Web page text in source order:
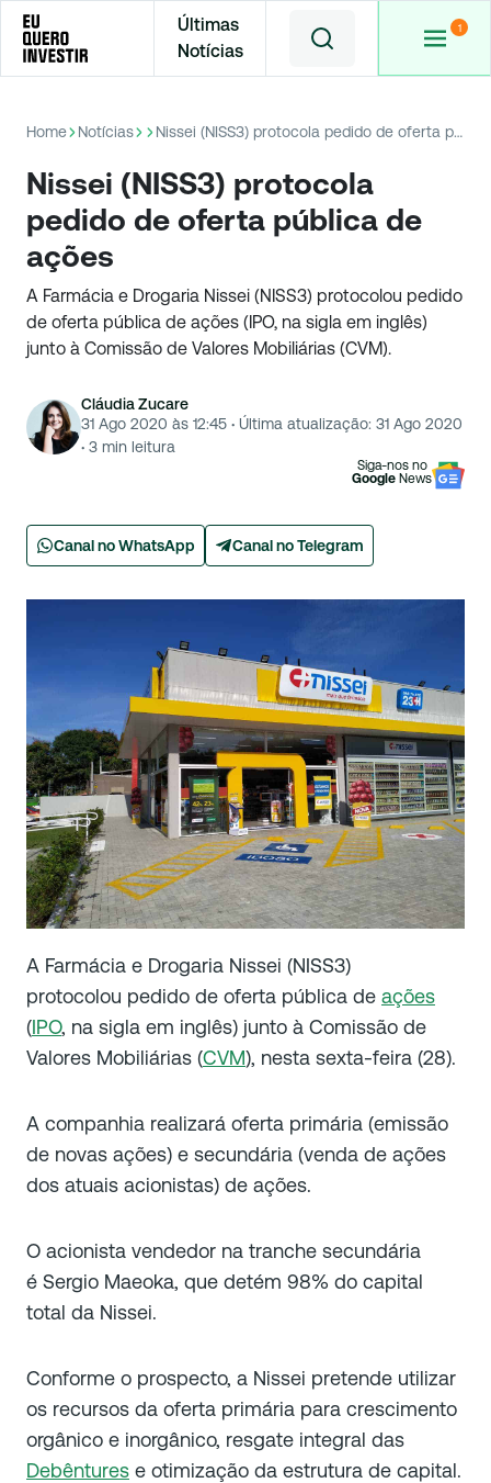
Últimas
Notícias
Home Notícias Nissei (NISS3) protocola pedido de oferta pública de ações
Nissei (NISS3) protocola
pedido de oferta pública de
ações
A Farmácia e Drogaria Nissei (NISS3) protocolou pedido
de oferta pública de ações (IPO, na sigla em inglês)
junto à Comissão de Valores Mobiliárias (CVM).
Cláudia Zucare
31 Ago 2020 às 12:45 · Última atualização: 31 Ago 2020
· 3 min leitura
Siga-nos no
Google News
Canal no WhatsApp Canal no Telegram
A Farmácia e Drogaria Nissei (NISS3)
protocolou pedido de oferta pública de ações
(IPO, na sigla em inglês) junto à Comissão de
Valores Mobiliárias (CVM), nesta sexta-feira (28).
A companhia realizará oferta primária (emissão
de novas ações) e secundária (venda de ações
dos atuais acionistas) de ações.
O acionista vendedor na tranche secundária
é Sergio Maeoka, que detém 98% do capital
total da Nissei.
Conforme o prospecto, a Nissei pretende utilizar
os recursos da oferta primária para crescimento
orgânico e inorgânico, resgate integral das
Debêntures e otimização da estrutura de capital.